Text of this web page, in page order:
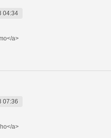
04:34
a>
07:36
a>